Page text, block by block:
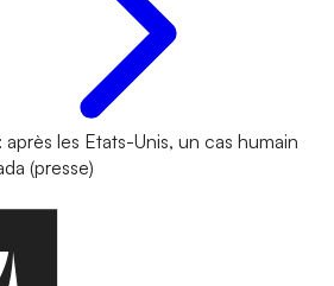
les Etats-Unis, un cas humain
(presse)